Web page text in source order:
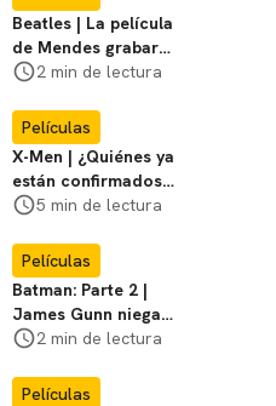
Beatles | La película
de Mendes grabará
escenas en la
2 min de lectura
Películas
X-Men | ¿Quiénes ya
están confirmados
en la película de
favoritos
5 min de lectura
Películas
Batman: Parte 2 |
James Gunn niega
que se filme la parte
2 min de lectura
Películas